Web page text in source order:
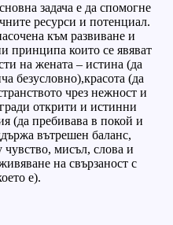
задача е да спомогне
ресурси и потенциал.
към развиване и
принципа които се явяват
на жената – истина (да
безусловно),красота (да
чрез нежност и
открити и истинни
(да пребивава в покой и
вътрешен баланс,
мисъл, слова и
на свързаност с
е).